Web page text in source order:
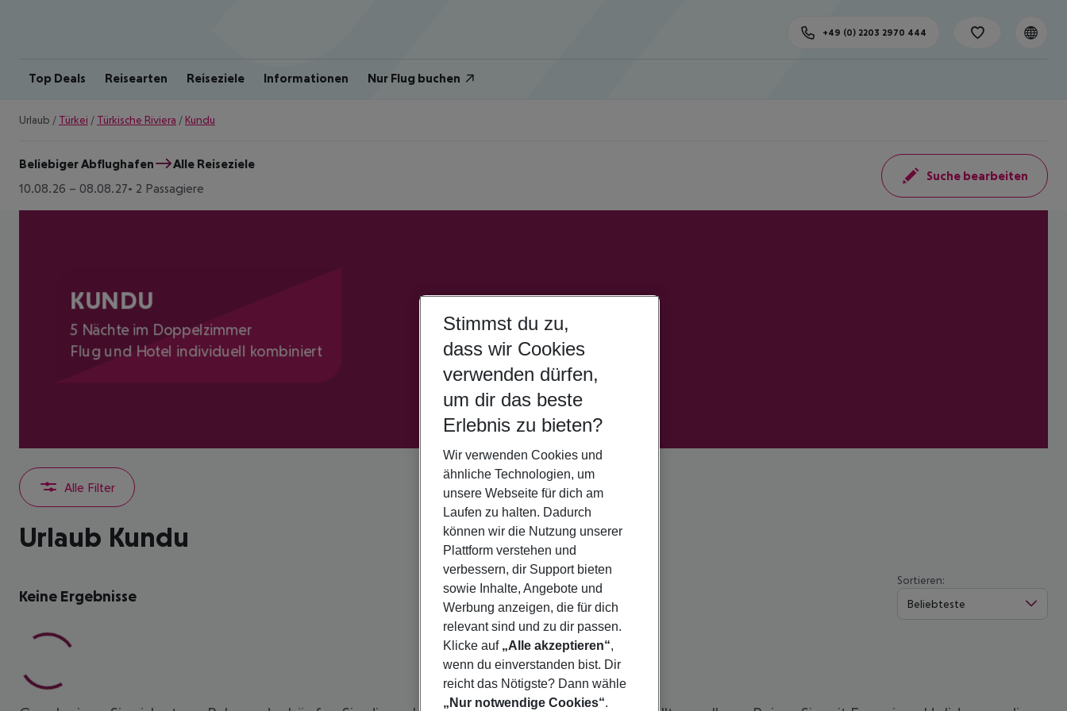
Top Deals Reisearten Reiseziele Informationen Nur Flug buchen
+49 (0) 2203 2970 444
Urlaub / Türkei / Türkische Riviera / Kundu
Beliebiger Abflughafen
Alle Reiseziele
10.08.26 – 08.08.27 2 Passagiere
Suche bearbeiten
KUNDU
5 Nächte im Doppelzimmer
Flug und Hotel individuell kombiniert
Alle Filter
Urlaub Kundu
Keine Ergebnisse
Sortieren:
Beliebteste
Stimmst du zu,
dass wir Cookies
verwenden dürfen,
um dir das beste
Erlebnis zu bieten?
Wir verwenden Cookies und
ähnliche Technologien, um
unsere Webseite für dich am
Laufen zu halten. Dadurch
können wir die Nutzung unserer
Plattform verstehen und
verbessern, dir Support bieten
sowie Inhalte, Angebote und
Werbung anzeigen, die für dich
relevant sind und zu dir passen.
Klicke auf „Alle akzeptieren“,
wenn du einverstanden bist. Dir
reicht das Nötigste? Dann wähle
„Nur notwendige Cookies“.